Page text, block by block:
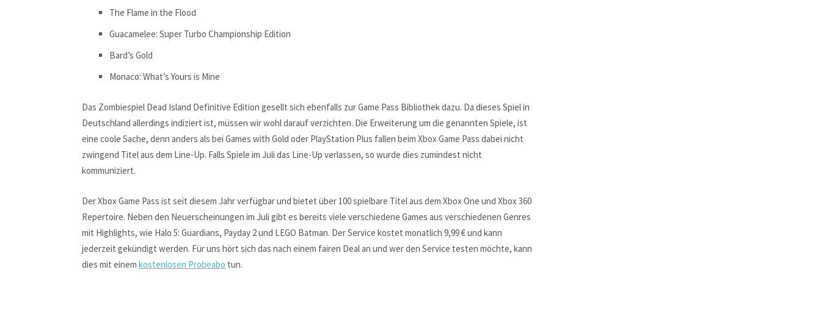
The Flame in the Flood
Guacamelee: Super Turbo Championship Edition
Bard’s Gold
Monaco: What’s Yours is Mine
Das Zombiespiel Dead Island Definitive Edition gesellt sich ebenfalls zur Game Pass Bibliothek dazu. Da dieses Spiel in
Deutschland allerdings indiziert ist, müssen wir wohl darauf verzichten. Die Erweiterung um die genannten Spiele, ist
eine coole Sache, denn anders als bei Games with Gold oder PlayStation Plus fallen beim Xbox Game Pass dabei nicht
zwingend Titel aus dem Line-Up. Falls Spiele im Juli das Line-Up verlassen, so wurde dies zumindest nicht
kommuniziert.
Der Xbox Game Pass ist seit diesem Jahr verfügbar und bietet über 100 spielbare Titel aus dem Xbox One und Xbox 360
Repertoire. Neben den Neuerscheinungen im Juli gibt es bereits viele verschiedene Games aus verschiedenen Genres
mit Highlights, wie Halo 5: Guardians, Payday 2 und LEGO Batman. Der Service kostet monatlich 9,99 € und kann
jederzeit gekündigt werden. Für uns hört sich das nach einem fairen Deal an und wer den Service testen möchte, kann
dies mit einemkostenlosen Probeabo tun.